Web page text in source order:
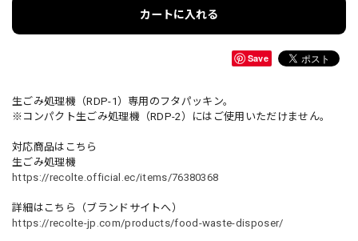
カートに入れる
Save
生ごみ処理機（RDP-1）専用のフタパッキン。
※コンパクト生ごみ処理機（RDP-2）にはご使用いただけません。
対応商品はこちら
生ごみ処理機
https://recolte.official.ec/items/76380368
詳細はこちら（ブランドサイトへ）
https://recolte-jp.com/products/food-waste-disposer/